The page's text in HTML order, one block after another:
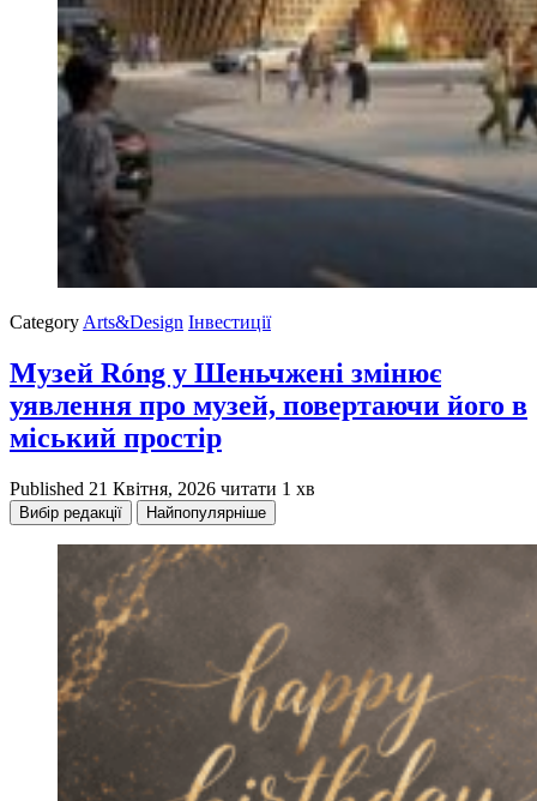
Category Arts&Design Інвестиції
Музей Róng у Шеньчжені змінює
уявлення про музей, повертаючи його в
міський простір
Published 21 Квітня, 2026 читати 1 хв
Вибір редакції Найпопулярніше